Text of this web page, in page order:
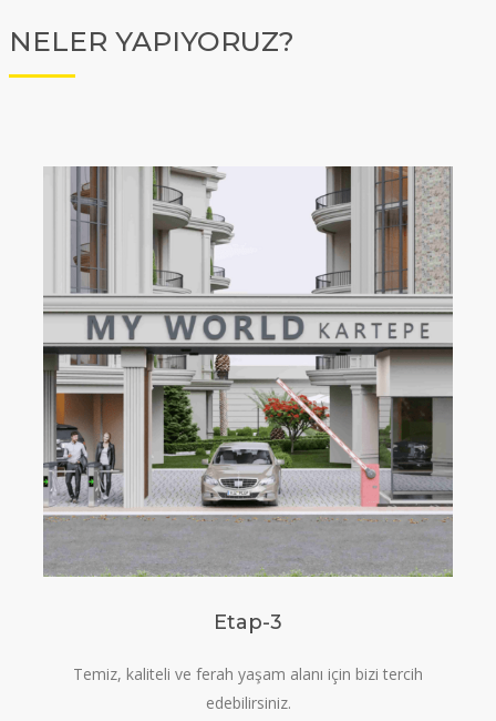
NELER YAPIYORUZ?
Etap-3
Temiz, kaliteli ve ferah yaşam alanı için bizi tercih
edebilirsiniz.